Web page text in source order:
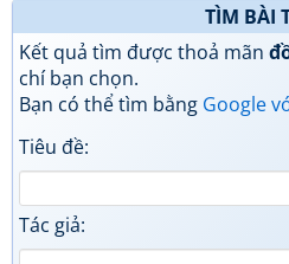
TÌM BÀI
Kết quả tìm được thoả mãn
chí bạn chọn.
Bạn có thể tìm bằng Google
Tiêu đề:
Tác giả: